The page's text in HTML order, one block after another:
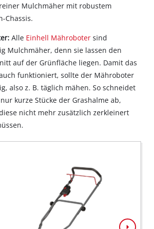
Mulchmäher mit robustem
Chassis.
Alle Einhell Mährobotersind
Mulchmäher, denn sie lassen den
auf der Grünfläche liegen. Damit das
funktioniert, sollte der Mähroboter
also z. B. täglich mähen. So schneidet
kurze Stücke der Grashalme ab,
nicht mehr zusätzlich zerkleinert